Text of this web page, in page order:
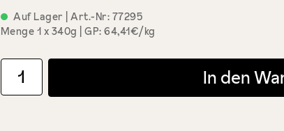
Auf Lager | Art.-Nr: 77295
Menge 1 x 340g GP: 64,41€/kg
Produkt Anzahl: Gib den gewünschten Wert ein oder
In den